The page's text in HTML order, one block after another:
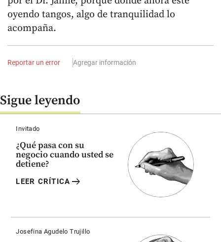
oyendo tangos, algo de tranquilidad lo
acompaña.
Reportar un error Agregar información
Sigue leyendo
Invitado
¿Qué pasa con su
negocio cuando usted se
detiene?
LEER CRÍTICA arrow_right_alt
Josefina Agudelo Trujillo